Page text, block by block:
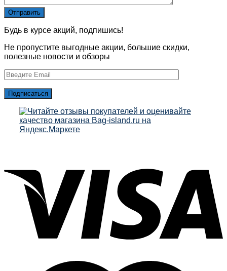
Будь в курсе акций, подпишись!
Не пропустите выгодные акции, большие скидки,
полезные новости и обзоры